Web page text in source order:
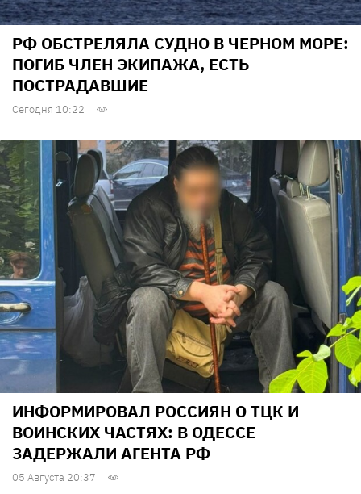
РФ ОБСТРЕЛЯЛА СУДНО В ЧЕРНОМ МОРЕ:
ПОГИБ ЧЛЕН ЭКИПАЖА, ЕСТЬ
ПОСТРАДАВШИЕ
Сегодня 10:22
ИНФОРМИРОВАЛ РОССИЯН О ТЦК И
ВОИНСКИХ ЧАСТЯХ: В ОДЕССЕ
ЗАДЕРЖАЛИ АГЕНТА РФ
05 Августа 20:37